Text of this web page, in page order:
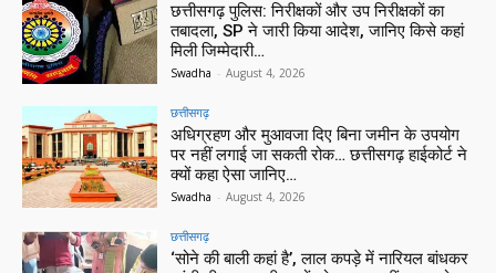
छत्तीसगढ़ पुलिस: निरीक्षकों और उप निरीक्षकों का
तबादला, SP ने जारी किया आदेश, जानिए किसे कहां
मिली जिम्मेदारी…
Swadha - August 4, 2026
छत्तीसगढ़
अधिग्रहण और मुआवजा दिए बिना जमीन के उपयोग
पर नहीं लगाई जा सकती रोक… छत्तीसगढ़ हाईकोर्ट ने
क्यों कहा ऐसा जानिए…
Swadha - August 4, 2026
छत्तीसगढ़
‘सोने की बाली कहां है’, लाल कपड़े में नारियल बांधकर